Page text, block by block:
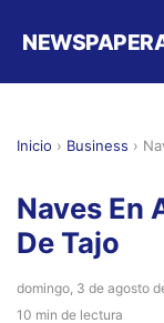
Inicio › Business ›
Naves En
De Tajo
domingo, 3 de agosto
10 min de lectura